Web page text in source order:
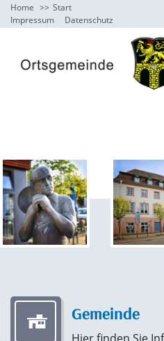
Home
Start
Impressum
Datenschutz
Gemeinde